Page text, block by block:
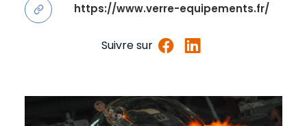
https://www.verre-equipements.fr/
Suivre sur